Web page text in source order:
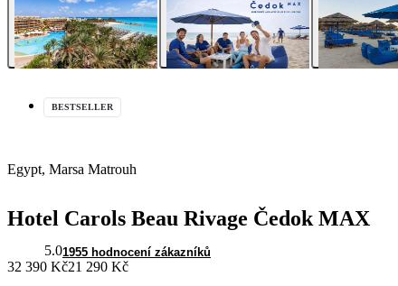
BESTSELLER
Egypt, Marsa Matrouh
Hotel Carols Beau Rivage Čedok MAX
5.01955 hodnocení zákazníků
32 390 Kč21 290 Kč